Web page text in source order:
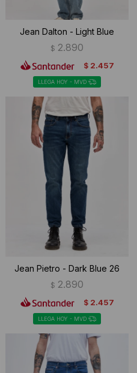
Jean Dalton - Light Blue
$ 2.890
$ 2.457
LLEGA HOY - MVD
Jean Pietro - Dark Blue 26
$ 2.890
$ 2.457
LLEGA HOY - MVD